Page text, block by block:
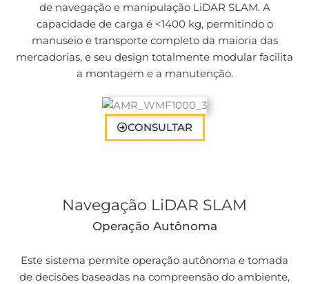
de navegação e manipulação LiDAR SLAM. A
capacidade de carga é <1400 kg, permitindo o
manuseio e transporte completo da maioria das
mercadorias, e seu design totalmente modular facilita
a montagem e a manutenção.
CONSULTAR
Navegação LiDAR SLAM
Operação Autônoma
Este sistema permite operação autônoma e tomada
de decisões baseadas na compreensão do ambiente,